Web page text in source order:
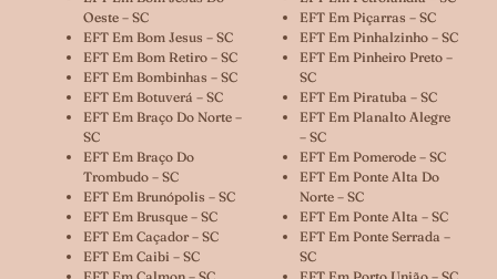
Oeste – SC
EFT Em Bom Jesus – SC
EFT Em Bom Retiro – SC
EFT Em Bombinhas – SC
EFT Em Botuverá – SC
EFT Em Braço Do Norte –
SC
EFT Em Braço Do
Trombudo – SC
EFT Em Brunópolis – SC
EFT Em Brusque – SC
EFT Em Caçador – SC
EFT Em Caibi – SC
EFT Em Piçarras – SC
EFT Em Pinhalzinho – SC
EFT Em Pinheiro Preto –
SC
EFT Em Piratuba – SC
EFT Em Planalto Alegre
– SC
EFT Em Pomerode – SC
EFT Em Ponte Alta Do
Norte – SC
EFT Em Ponte Alta – SC
EFT Em Ponte Serrada –
SC